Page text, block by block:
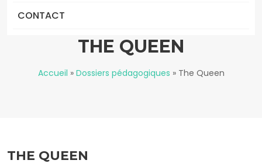
CONTACT
THE QUEEN
Accueil » Dossiers pédagogiques » The Queen
THE QUEEN